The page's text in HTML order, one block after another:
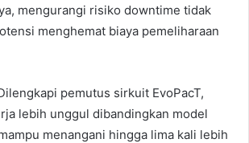
mengurangi risiko downtime tidak
menghemat biaya pemeliharaan
pemutus sirkuit EvoPacT,
lebih unggul dibandingkan model
menangani hingga lima kali lebih